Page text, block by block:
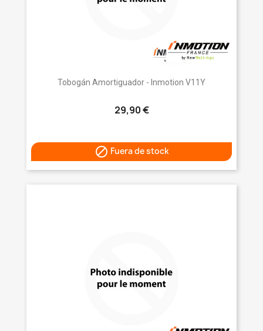
Tobogán Amortiguador - Inmotion V11Y
29,90 €
 Fuera de stock